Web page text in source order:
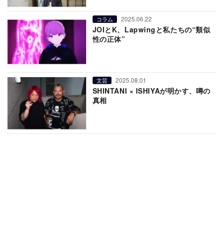
コラム 2025.06.22
JOIとK、Lapwingと私たちの“類似
性の正体”
文芸 2025.08.01
SHINTANI × ISHIYAが明かす、噂の
真相